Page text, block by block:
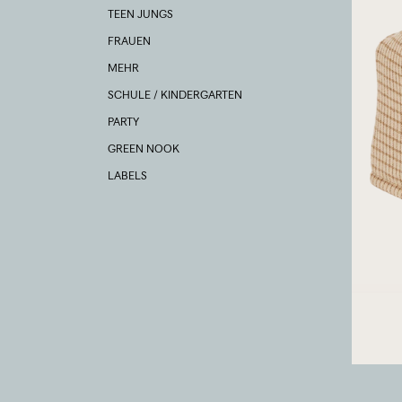
TEEN JUNGS
FRAUEN
MEHR
SCHULE / KINDERGARTEN
PARTY
GREEN NOOK
LABELS